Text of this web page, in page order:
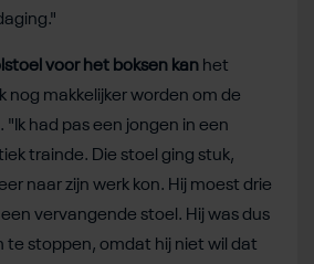
voor het boksen kan het
nog makkelijker worden om de
had pas een jongen in een
trainde. Die stoel ging stuk,
naar zijn werk kon. Hij moest drie
vervangende stoel. Hij was dus
te stoppen, omdat hij niet wil dat